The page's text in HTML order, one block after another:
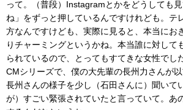
って。（普段）Instagramとかをどうしても
ね」をずっと押しているんですけれども。テ
方なんですけども、実際に見ると、本当にお
りチャーミングというかね。本当誰に対して
られているので、とってもすてきな女性でし
CMシリーズで、僕の大先輩の長州力さんが以
長州さんの様子を少し（石田さんに）聞いて
が）すごい緊張されていたと言っていて。あ